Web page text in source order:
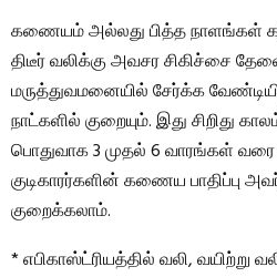
கணையம் அல்லது பித்த நாளங்கள்
திடீர் வலிக்கு அவசர சிகிச்சை
மருத்துவமனையில் சேர்க்க
நாட்களில் குறையும். இது சிறிது
பொதுவாக 3 முதல் 6 வாரங்கள் வரை
குடிகாரர்களின் கணைய பாதிப்பு
குறைக்கலாம்.
* எபிகாஸ்ட்ரியத்தில் வலி, வயிற்று